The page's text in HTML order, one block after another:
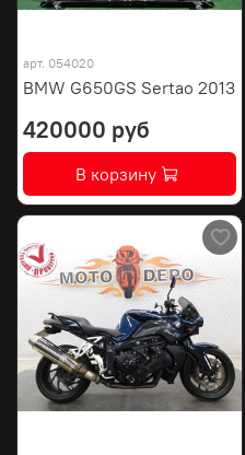
арт. 054020
BMW G650GS Sertao 2013
420000 руб
В корзину